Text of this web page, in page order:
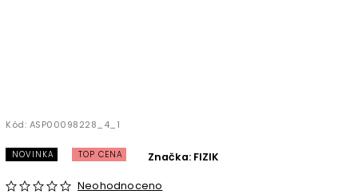
Kód: ASP00098228_4_1
NOVINKA TOP CENA
Neohodnoceno
Značka: FIZIK